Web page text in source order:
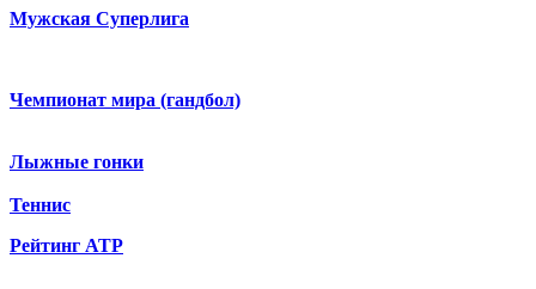
Мужская Суперлига
Чемпионат мира (гандбол)
Лыжные гонки
Теннис
Рейтинг ATP